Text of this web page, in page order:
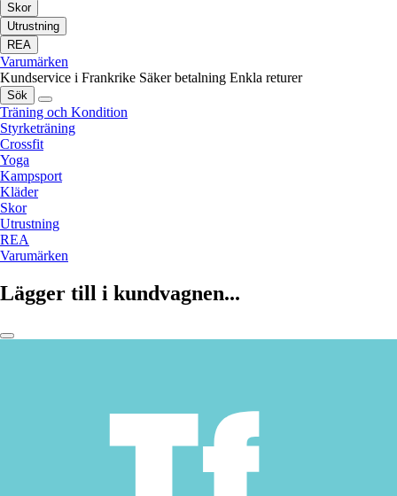
Skor
Utrustning
REA
Varumärken
Kundservice i Frankrike Säker betalning Enkla returer
Sök
Träning och Kondition
Styrketräning
Crossfit
Yoga
Kampsport
Kläder
Skor
Utrustning
REA
Varumärken
Lägger till i kundvagnen...